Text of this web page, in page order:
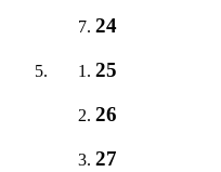
24
25
26
27